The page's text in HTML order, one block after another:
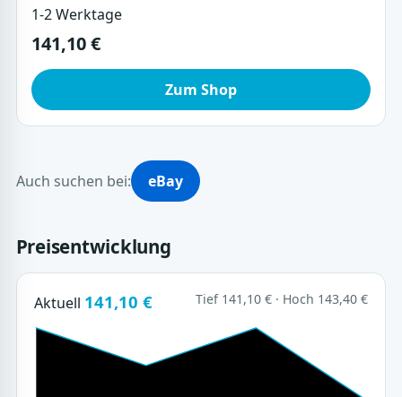
1-2 Werktage
141,10 €
Zum Shop
Auch suchen bei: eBay
Preisentwicklung
Aktuell 141,10 € Tief 141,10 € · Hoch 143,40 €